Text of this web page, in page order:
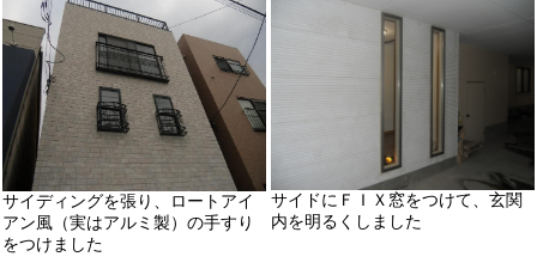
サイディングを張り、ロートアイ
アン風（実はアルミ製）の手すり
をつけました
サイドにＦＩＸ窓をつけて、玄関
内を明るくしました